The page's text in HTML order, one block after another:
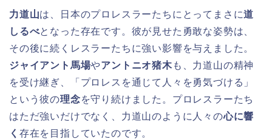
力道山は、日本のプロレスラーたちにとってまさに道
しるべとなった存在です。彼が見せた勇敢な姿勢は、
その後に続くレスラーたちに強い影響を与えました。
ジャイアント馬場やアントニオ猪木も、力道山の精神
を受け継ぎ、「プロレスを通じて人々を勇気づける」
という彼の理念を守り続けました。プロレスラーたち
はただ強いだけでなく、力道山のように人々の心に響
く 存在を目指していたのです。